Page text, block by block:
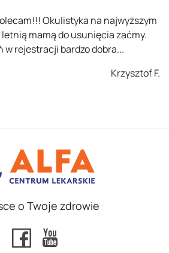
Okulistyka na najwyższym
letnią mamą do usunięcia zaćmy.
w rejestracji bardzo dobra...
Krzysztof F.
o Twoje zdrowie